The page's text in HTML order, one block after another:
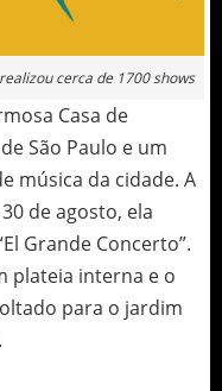
cerca de 1700 shows
Casa de
São Paulo e um
música da cidade. A
de agosto, ela
Grande Concerto”.
plateia interna e o
para o jardim